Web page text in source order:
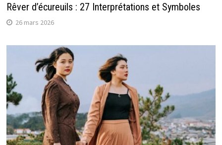
Rêver d’écureuils : 27 Interprétations et Symboles
26 mars 2026